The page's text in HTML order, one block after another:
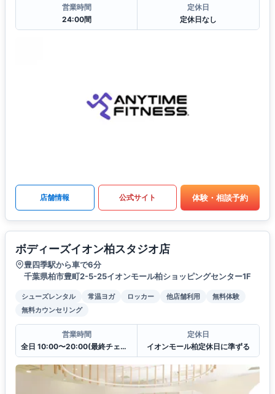
営業時間
24:00間
定休日
定休日なし
店舗情報 公式サイト 体験・相談予約
ボディーズイオン柏スタジオ店
豊四季駅から車で6分
千葉県柏市豊町2-5-25イオンモール柏ショッピングセンター1F
シューズレンタル 常温ヨガ ロッカー 他店舗利用
無料体験
無料カウンセリング
営業時間
全日 10:00〜20:00(最終チェックイン19:30)
定休日
イオンモール柏定休日に準ずる